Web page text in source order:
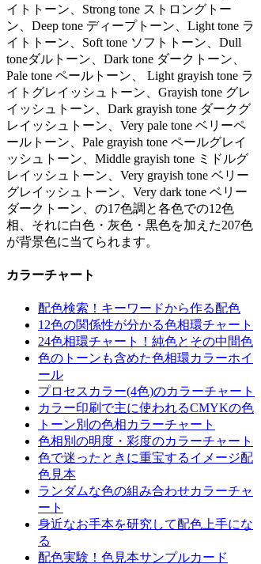
イトトーン、Strong tone ストロングトー
ン、Deep tone ディープトーン、Light tone ラ
イトトーン、Soft tone ソフトトーン、Dull
toneダルトーン、Dark tone ダークトーン、
Pale tone ペールトーン、 Light grayish tone ラ
イトグレイッシュトーン、Grayish tone グレ
イッシュトーン、Dark grayish tone ダークグ
レイッシュトーン、Very pale tone ベリーペ
ールトーン、Pale grayish tone ペールグレイ
ッシュトーン、Middle grayish tone ミドルグ
レイッシュトーン、Very grayish tone ベリー
グレイッシュトーン、Very dark tone ベリー
ダークトーン、の17色調と各色での12色
相、それに白色・灰色・黒色を加えた207色
が背景色に当てられます。
カラーチャート
配色検索！キーワードから作る配色
12色の関係性が分かる色相環チャート
24色相環チャート！純色とその中間色
色のトーンも含めた色相環カラーホイ
ール
プロセスカラー(4色)のカラーチャート
カラー印刷で主に使われるCMYKの色
トーン別の色相カラーチャート
色相別の明度・彩度のカラーチャート
色で迷ったときに重宝するイメージ配
色見本
ランダムな色の組み合わせカラーチャ
ート
身近なお手本を研究して配色上手にな
る
配色実験！色見本サンプルカード